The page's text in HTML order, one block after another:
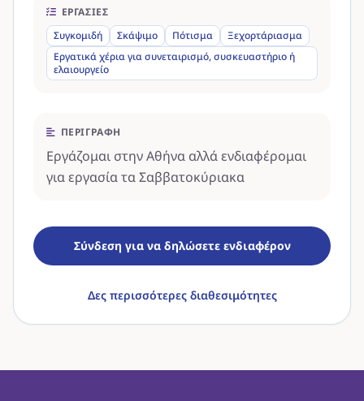
ΕΡΓΑΣΊΕΣ
Συγκομιδή
Σκάψιμο Πότισμα
Ξεχορτάριασμα
Εργατικά χέρια για συνεταιρισμό, συσκευαστήριο ή
ελαιουργείο
ΠΕΡΙΓΡΑΦΉ
Εργάζομαι στην Αθήνα αλλά ενδιαφέρομαι
για εργασία τα Σαββατοκύριακα
Σύνδεση για να δηλώσετε ενδιαφέρον
Δες περισσότερες διαθεσιμότητες